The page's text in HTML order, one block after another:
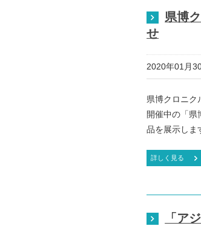
県博
せ
2020年01月
県博クロニク
開催中の「
品を展示しま
詳しく見る
「ア